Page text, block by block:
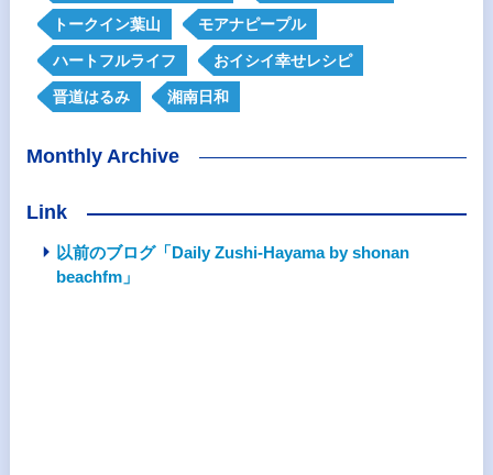
トークイン葉山 モアナピープル
ハートフルライフ おイシイ幸せレシピ
晋道はるみ 湘南日和
Monthly Archive
Link
以前のブログ「Daily Zushi-Hayama by shonan
beachfm」